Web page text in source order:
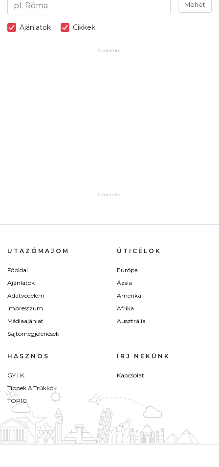
Mehet
Ajánlatok Cikkek
UTAZÓMAJOM
Főoldal
Ajánlatok
Adatvédelem
Impresszum
Médiaajánlat
Sajtómegjelenések
ÚTICÉLOK
Európa
Ázsia
Amerika
Afrika
Ausztrália
HASZNOS
GY.I.K.
Tippek & Trükkök
TOP10
ÍRJ NEKÜNK
Kapcsolat